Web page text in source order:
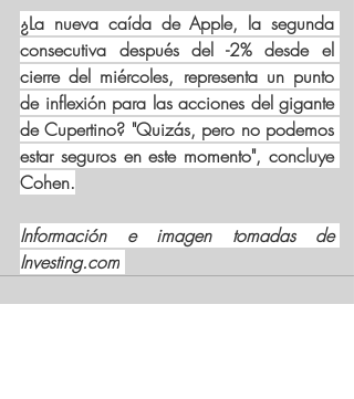
¿La nueva caída de Apple, la segunda
consecutiva después del -2% desde el
cierre del miércoles, representa un punto
de inflexión para las acciones del gigante
de Cupertino? "Quizás, pero no podemos
estar seguros en este momento", concluye
Cohen.
Información e imagen tomadas de
Investing.com